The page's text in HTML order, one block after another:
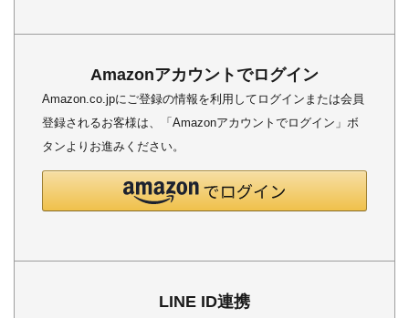
Amazonアカウントでログイン
Amazon.co.jpにご登録の情報を利用してログインまたは会員
登録されるお客様は、「Amazonアカウントでログイン」ボ
タンよりお進みください。
LINE ID連携